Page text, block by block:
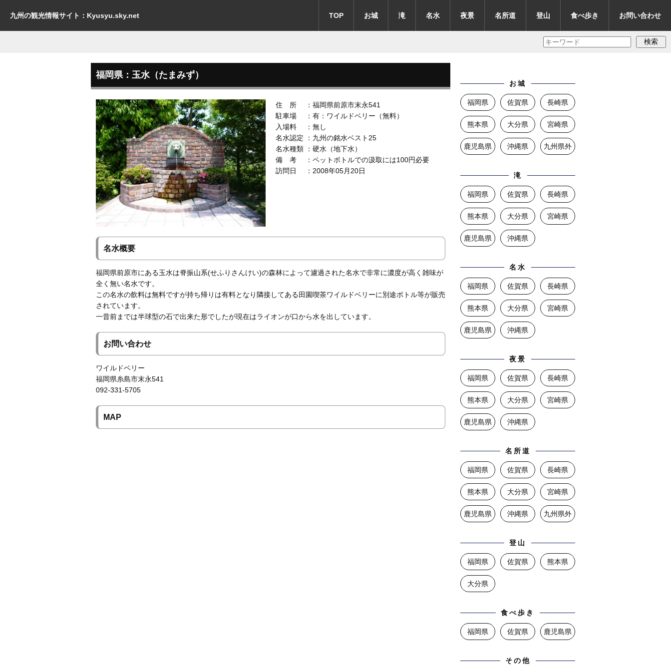
九州の観光情報サイト：Kyusyu.sky.net TOP お城 滝 名水 夜景 名所道 登山 食べ歩き お問い合わせ
検索
福岡県：玉水（たまみず）
住 所 ：福岡県前原市末永541
駐車場 ：有：ワイルドベリー（無料）
入場料 ：無し
名水認定 ：九州の銘水ベスト25
名水種類 ：硬水（地下水）
備 考 ：ペットボトルでの汲取には100円必要
訪問日 ：2008年05月20日
名水概要
福岡県前原市にある玉水は脊振山系(せふりさんけい)の森林によって濾過された名水で非常に濃度が高く雑味が
全く無い名水です。
この名水の飲料は無料ですが持ち帰りは有料となり隣接してある田園喫茶ワイルドベリーに別途ボトル等が販売
されています。
一昔前までは半球型の石で出来た形でしたが現在はライオンが口から水を出しています。
お問い合わせ
ワイルドベリー
福岡県糸島市末永541
092-331-5705
MAP
お城
福岡県 佐賀県 長崎県
熊本県 大分県 宮崎県
鹿児島県 沖縄県 九州県外
滝
福岡県 佐賀県 長崎県
熊本県 大分県 宮崎県
鹿児島県 沖縄県
名水
福岡県 佐賀県 長崎県
熊本県 大分県 宮崎県
鹿児島県 沖縄県
夜景
福岡県 佐賀県 長崎県
熊本県 大分県 宮崎県
鹿児島県 沖縄県
名所道
福岡県 佐賀県 長崎県
熊本県 大分県 宮崎県
鹿児島県 沖縄県 九州県外
登山
福岡県 佐賀県 熊本県
大分県
食べ歩き
福岡県 佐賀県 鹿児島県
その他